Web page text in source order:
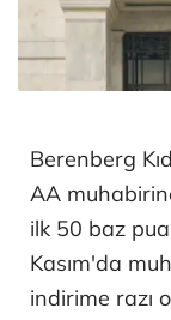
Berenberg
AA
ilk 50 baz
Kasım'da
indirime razı